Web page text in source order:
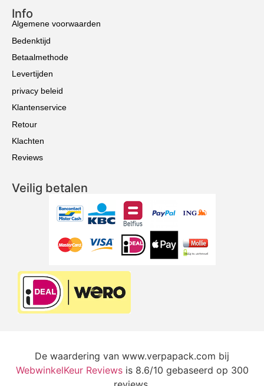
Algemene voorwaarden
Bedenktijd
Betaalmethode
Levertijden
privacy beleid
Klantenservice
Retour
Klachten
Reviews
Info
Veilig betalen
De waardering van www.verpapack.com bij
WebwinkelKeur Reviewsis 8.6/10 gebaseerd op 300